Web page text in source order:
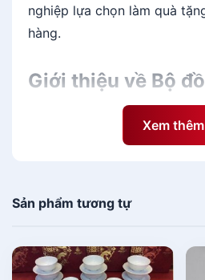
-
H
H
n
nghiệp lựa chọn làm quà
hàng.
Giới thiệu về Bộ
sản phẩm - Sago -
Đen khắc nổi
Bộ đồ ăn Âu-Á 45 sản
được làm từ chất liệu
gốm
Xem thêm
Sản phẩm tương tự